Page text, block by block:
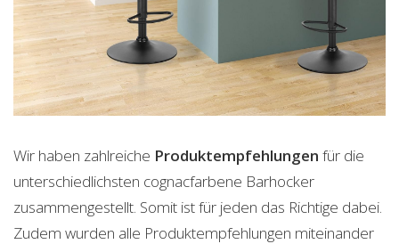
Wir haben zahlreiche Produktempfehlungen für die
unterschiedlichsten cognacfarbene Barhocker
zusammengestellt. Somit ist für jeden das Richtige dabei.
Zudem wurden alle Produktempfehlungen miteinander